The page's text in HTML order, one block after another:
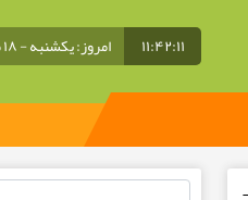
۱۱:۴۲:۱۲ امروز: یکشنبه - ۱۸ مرداد - ۱۴۰۵